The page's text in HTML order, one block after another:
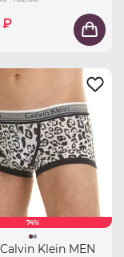
₽
74%
Klein MEN